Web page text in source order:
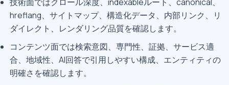
hreflang、サイトマップ、構造化データ、内部リンク、リ
ダイレクト、レンダリング品質を確認します。
コンテンツ面では検索意図、専門性、証拠、サービス適
合、地域性、AI回答で引用しやすい構成、エンティティの
明確さを確認します。